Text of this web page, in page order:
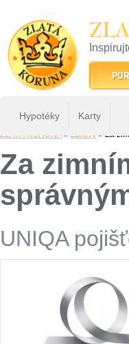
22 let
Hypotéky Karty
ZLATÁ KORUNA» Zprávy » Za
Za
UNIQA